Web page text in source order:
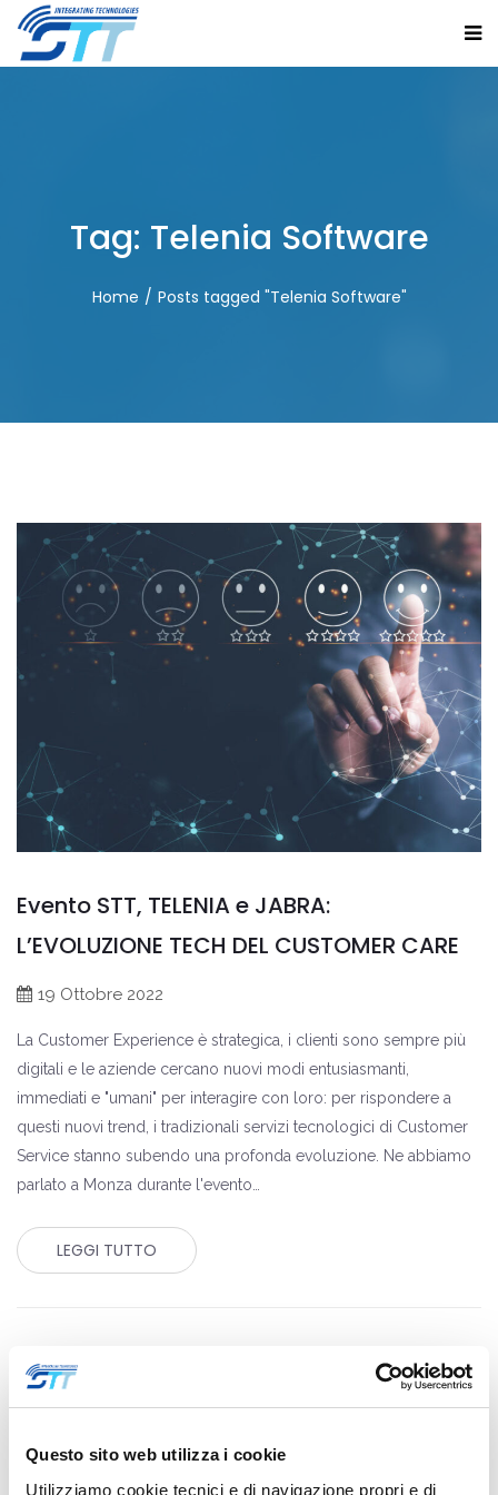
Questo sito web utilizza i cookie
Utilizziamo cookie tecnici e di navigazione propri e di
Tag: Telenia Software
Home Posts tagged "Telenia Software"
Evento STT, TELENIA e JABRA:
L’EVOLUZIONE TECH DEL CUSTOMER CARE
19 Ottobre 2022
La Customer Experience è strategica, i clienti sono sempre più
digitali e le aziende cercano nuovi modi entusiasmanti,
immediati e "umani" per interagire con loro: per rispondere a
questi nuovi trend, i tradizionali servizi tecnologici di Customer
Service stanno subendo una profonda evoluzione. Ne abbiamo
parlato a Monza durante l'evento…
LEGGI TUTTO